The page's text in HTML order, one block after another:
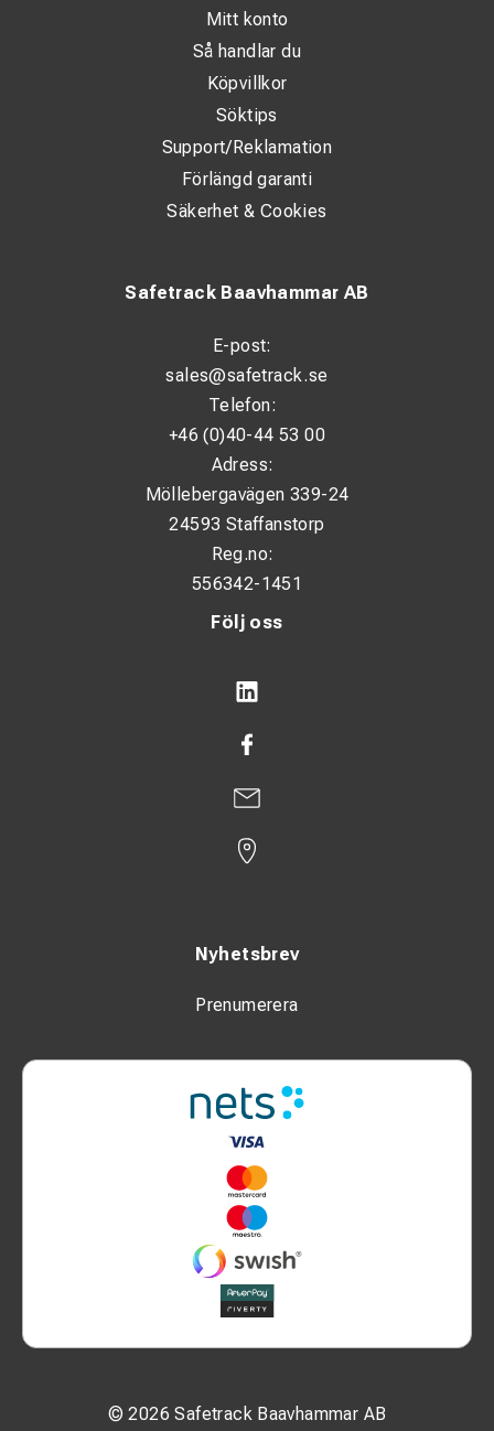
BayEnergy® stöldskyddskablar:
- Aluminium med ståltråd
Följ oss
Nyhetsbrev
Prenumerera
© 2026 Safetrack Baavhammar AB
Safetrack Baavhammar AB
E-post:
sales@safetrack.se
Telefon:
+46 (0)40-44 53 00
Adress:
Möllebergavägen 339-24
24593 Staffanstorp
Reg.no:
556342-1451
Mitt konto
Så handlar du
Köpvillkor
Söktips
Support/Reklamation
Förlängd garanti
Säkerhet & Cookies